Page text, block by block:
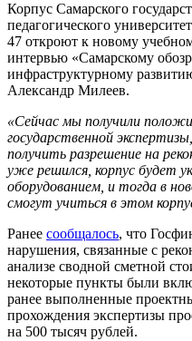
Корпус Самарского
педагогического
47 откроют к новому
интервью «Самарскому
инфраструктурному
Александр Милеев.
«Сейчас мы получили
государственной
получить разрешение на
уже решился, корпус будет
оборудованием, и тогда в
смогут учиться в этом
Ранее сообщалось, что
нарушения, связанные с
анализе сводной сметной
некоторые пункты были
ранее выполненные
прохождения экспертизы
на 500 тысяч рублей.